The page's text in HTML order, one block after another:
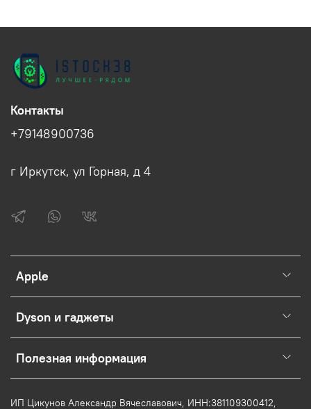
Apple
Dyson и гаджеты
Полезная информация
Контакты
+79148900736
г Иркутск, ул Горная, д 4
ИП Цикунов Александр Вячеславович, ИНН:381109300412,